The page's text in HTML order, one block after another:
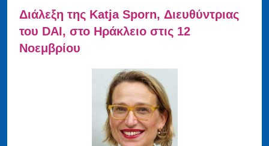
Διάλεξη της Katja Sporn, Διευθύντριας
του DAI, στο Ηράκλειο στις 12
Νοεμβρίου